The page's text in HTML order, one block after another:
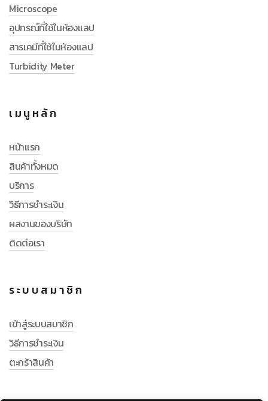
Microscope
อุปกรณ์ที่ใช้ในห้องแลป
สารเคมีที่ใช้ในห้องแลป
Turbidity Meter
เมนูหลัก
หน้าแรก
สินค้าทั้งหมด
บริการ
วิธีการชำระเงิน
ผลงานของบริษัท
ติดต่อเรา
ระบบสมาชิก
เข้าสู่ระบบสมาชิก
วิธีการชำระเงิน
ตะกร้าสินค้า